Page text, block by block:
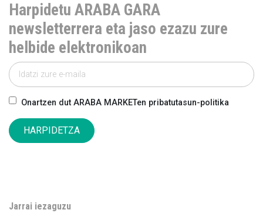
Harpidetu ARABA GARA
newsletterrera eta jaso ezazu zure
helbide elektronikoan
Onartzen dut ARABA MARKETen pribatutasun-politika
HARPIDETZA
Jarrai iezaguzu